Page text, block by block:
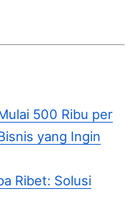
500 Ribu per
yang Ingin
Ribet: Solusi